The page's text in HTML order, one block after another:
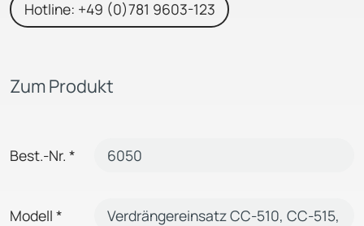
Hotline: +49 (0)781 9603-123
Zum Produkt
Best.-Nr. *
Modell *